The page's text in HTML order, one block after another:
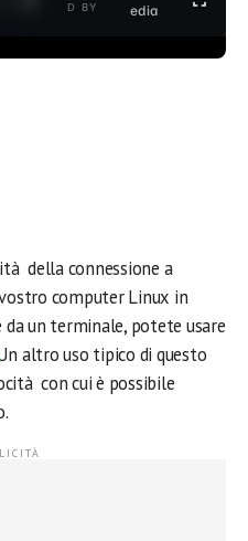
D BY
edia
della connessione a
computer Linux in
un terminale, potete usare
altro uso tipico di questo
con cui è possibile